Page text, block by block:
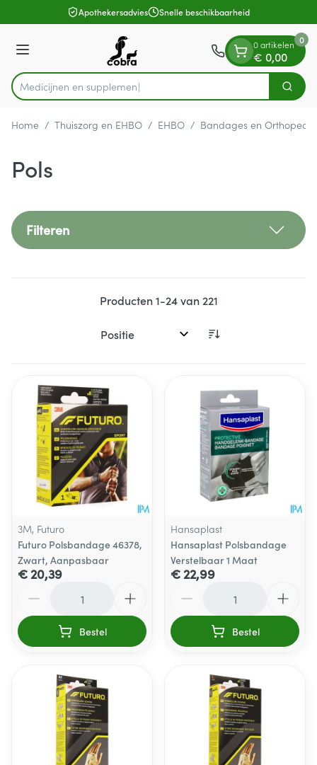
Ga naar de inhoudApothekersadvies Snelle beschikbaarheid
Menu
Product, merk, categorie...
Med Zoek
0 artikelen
€ 0,00
0
Home / Thuiszorg en EHBO / EHBO / Bandages en
Pols
Filteren
Producten1-24van 221
Sorteer op:
3M, Futuro
Futuro Polsbandage 46378,
Zwart, Aanpasbaar
€ 20,39
Bestel
Hansaplast
Hansaplast Polsbandage
Verstelbaar 1 Maat
€ 22,99
Bestel